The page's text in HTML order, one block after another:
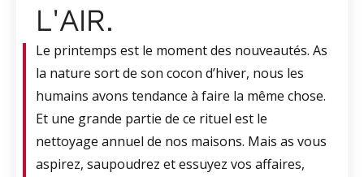
L'AIR.
Le printemps est le moment des nouveautés. As
la nature sort de son cocon d’hiver, nous les
humains avons tendance à faire la même chose.
Et une grande partie de ce rituel est le
nettoyage annuel de nos maisons. Mais as vous
aspirez, saupoudrez et essuyez vos affaires,